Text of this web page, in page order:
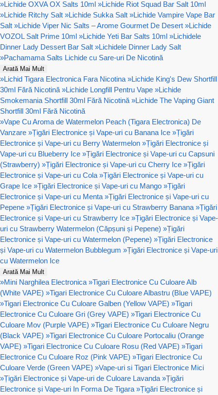
»Lichide OXVA OX Salts 10ml »Lichide Riot Squad Bar Salt 10ml
»Lichide Ritchy Salt »Lichide Sukka Salt »Lichide Vampire Vape Bar
Salt »Lichide Viper Nic Salts – Arome Gourmet De Desert »Lichide
VOZOL Salt Prime 10ml »Lichide Yeti Bar Salts 10ml »Lichidele
Dinner Lady Dessert Bar Salt »Lichidele Dinner Lady Salt
»Pachamama Salts Lichide cu Sare-uri De Nicotină
Arată Mai Mult
»Lichid Tigara Electronica Fara Nicotina »Lichide King's Dew Shortfill
30ml Fără Nicotină »Lichide Longfill Pentru Vape »Lichide
Smokemania Shortfill 30ml Fără Nicotină »Lichide The Vaping Giant
Shortfill 30ml Fără Nicotină
»Vape Cu Aroma de Watermelon Peach (Tigara Electronica) De
Vanzare »Țigări Electronice și Vape-uri cu Banana Ice »Țigări
Electronice și Vape-uri cu Berry Watermelon »Țigări Electronice și
Vape-uri cu Blueberry Ice »Țigări Electronice și Vape-uri cu Capsuni
(Strawberry) »Țigări Electronice și Vape-uri cu Cherry Ice »Țigări
Electronice și Vape-uri cu Cola »Țigări Electronice și Vape-uri cu
Grape Ice »Țigări Electronice și Vape-uri cu Mango »Țigări
Electronice și Vape-uri cu Menta »Țigări Electronice și Vape-uri cu
Pepene »Țigări Electronice și Vape-uri cu Strawberry Banana »Țigări
Electronice și Vape-uri cu Strawberry Ice »Țigări Electronice și Vape-
uri cu Strawberry Watermelon (Căpșuni și Pepene) »Țigări
Electronice și Vape-uri cu Watermelon (Pepene) »Țigări Electronice
și Vape-uri cu Watermelon Bubblegum »Țigări Electronice și Vape-uri
cu Watermelon Ice
Arată Mai Mult
»Mini Narghilea Electronica »Tigari Electronice Cu Culoare Alb
(White VAPE) »Tigari Electronice Cu Culoare Albastru (Blue VAPE)
»Tigari Electronice Cu Culoare Galben (Yellow VAPE) »Tigari
Electronice Cu Culoare Gri (Grey VAPE) »Tigari Electronice Cu
Culoare Mov (Purple VAPE) »Tigari Electronice Cu Culoare Negru
(Black VAPE) »Tigari Electronice Cu Culoare Portocaliu (Orange
VAPE) »Tigari Electronice Cu Culoare Rosu (Red VAPE) »Tigari
Electronice Cu Culoare Roz (Pink VAPE) »Tigari Electronice Cu
Culoare Verde (Green VAPE) »Vape-uri si Tigari Electronice Mici
»Țigări Electronice și Vape-uri de Culoare Lavanda »Țigări
Electronice și Vape-uri In Forma De Tigara »Țigări Electronice și